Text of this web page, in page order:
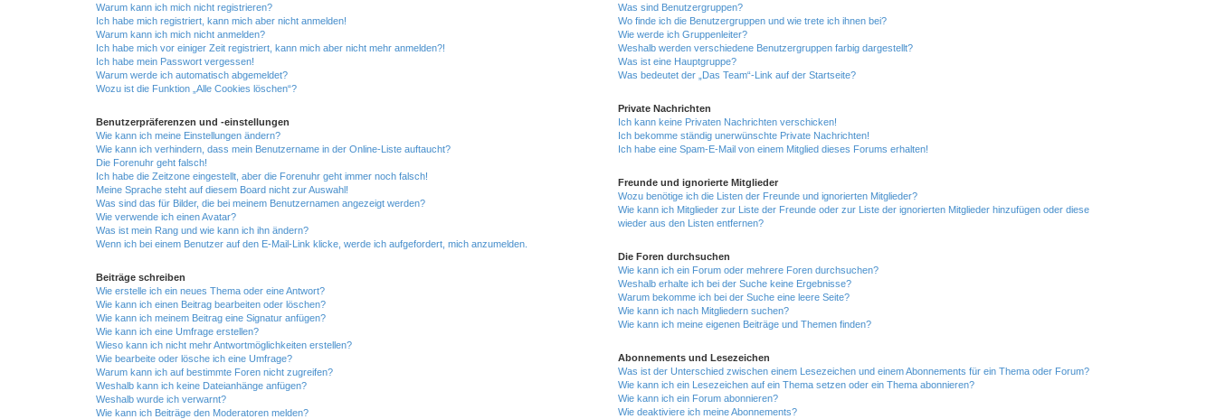
Warum kann ich mich nicht registrieren?
Ich habe mich registriert, kann mich aber nicht anmelden!
Warum kann ich mich nicht anmelden?
Ich habe mich vor einiger Zeit registriert, kann mich aber nicht mehr anmelden?!
Ich habe mein Passwort vergessen!
Warum werde ich automatisch abgemeldet?
Wozu ist die Funktion „Alle Cookies löschen“?
Benutzerpräferenzen und -einstellungen
Wie kann ich meine Einstellungen ändern?
Wie kann ich verhindern, dass mein Benutzername in der Online-Liste auftaucht?
Die Forenuhr geht falsch!
Ich habe die Zeitzone eingestellt, aber die Forenuhr geht immer noch falsch!
Meine Sprache steht auf diesem Board nicht zur Auswahl!
Was sind das für Bilder, die bei meinem Benutzernamen angezeigt werden?
Wie verwende ich einen Avatar?
Was ist mein Rang und wie kann ich ihn ändern?
Wenn ich bei einem Benutzer auf den E-Mail-Link klicke, werde ich aufgefordert, mich anzumelden.
Beiträge schreiben
Wie erstelle ich ein neues Thema oder eine Antwort?
Wie kann ich einen Beitrag bearbeiten oder löschen?
Wie kann ich meinem Beitrag eine Signatur anfügen?
Wie kann ich eine Umfrage erstellen?
Wieso kann ich nicht mehr Antwortmöglichkeiten erstellen?
Wie bearbeite oder lösche ich eine Umfrage?
Warum kann ich auf bestimmte Foren nicht zugreifen?
Weshalb kann ich keine Dateianhänge anfügen?
Weshalb wurde ich verwarnt?
Wie kann ich Beiträge den Moderatoren melden?
Was sind Benutzergruppen?
Wo finde ich die Benutzergruppen und wie trete ich ihnen bei?
Wie werde ich Gruppenleiter?
Weshalb werden verschiedene Benutzergruppen farbig dargestellt?
Was ist eine Hauptgruppe?
Was bedeutet der „Das Team“-Link auf der Startseite?
Private Nachrichten
Ich kann keine Privaten Nachrichten verschicken!
Ich bekomme ständig unerwünschte Private Nachrichten!
Ich habe eine Spam-E-Mail von einem Mitglied dieses Forums erhalten!
Freunde und ignorierte Mitglieder
Wozu benötige ich die Listen der Freunde und ignorierten Mitglieder?
Wie kann ich Mitglieder zur Liste der Freunde oder zur Liste der ignorierten Mitglieder hinzufügen oder diese
wieder aus den Listen entfernen?
Die Foren durchsuchen
Wie kann ich ein Forum oder mehrere Foren durchsuchen?
Weshalb erhalte ich bei der Suche keine Ergebnisse?
Warum bekomme ich bei der Suche eine leere Seite?
Wie kann ich nach Mitgliedern suchen?
Wie kann ich meine eigenen Beiträge und Themen finden?
Abonnements und Lesezeichen
Was ist der Unterschied zwischen einem Lesezeichen und einem Abonnements für ein Thema oder Forum?
Wie kann ich ein Lesezeichen auf ein Thema setzen oder ein Thema abonnieren?
Wie kann ich ein Forum abonnieren?
Wie deaktiviere ich meine Abonnements?